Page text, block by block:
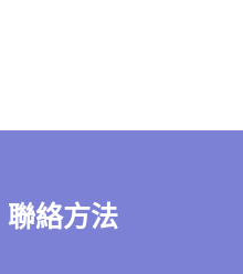
聯絡方法